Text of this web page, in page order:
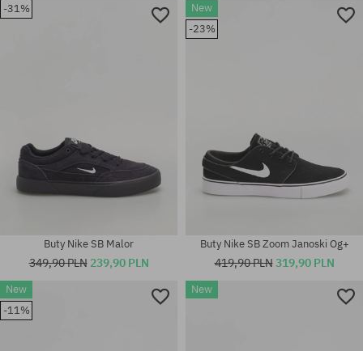
Dostępne rozmiary:
Dostępne rozmiary:
-31%
Buty Nike SB Malor
349,90 PLN 239,90 PLN
New
-23%
Buty Nike SB Zoom Janoski Og+
419,90 PLN319,90 PLN
New
-11%
New